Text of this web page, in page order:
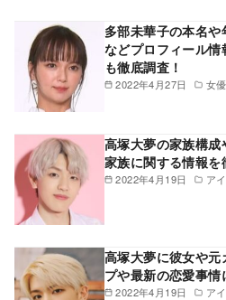
2022年4月27日 女優
多部未華子の本名や
などプロフィール
も徹底調査！
2022年4月19日 ア
高塚大夢の家族構成
家族に関する情報を
2022年4月19日 ア
高塚大夢に彼女や元
プや最新の恋愛事情